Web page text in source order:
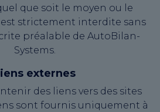
que soit le moyen ou le
strictement interdite sans
préalable de AutoBilan-
Systems.
externes
des liens vers des sites
sont fournis uniquement à